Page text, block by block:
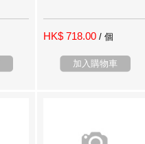
HK$ 718.00 / 個
加入購物車